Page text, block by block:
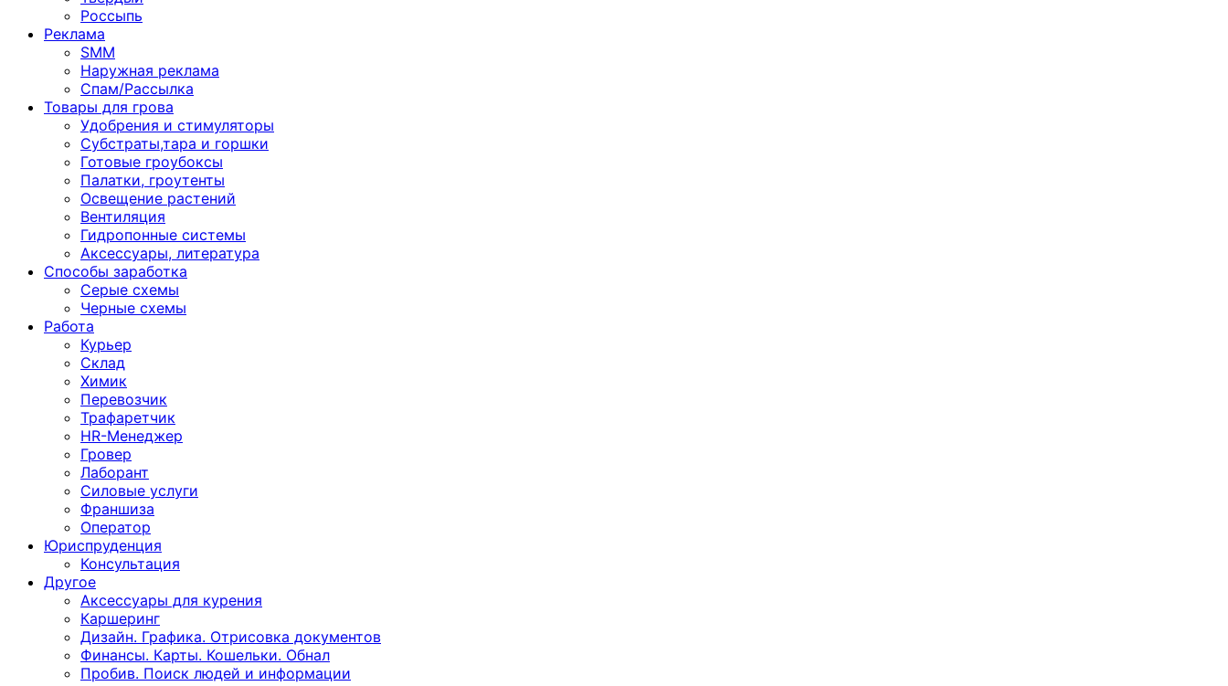
Россыпь
Реклама
SMM
Наружная реклама
Спам/Рассылка
Товары для грова
Удобрения и стимуляторы
Субстраты,тара и горшки
Готовые гроубоксы
Палатки, гроутенты
Освещение растений
Вентиляция
Гидропонные системы
Аксессуары, литература
Способы заработка
Серые схемы
Черные схемы
Работа
Курьер
Склад
Химик
Перевозчик
Трафаретчик
HR-Менеджер
Гровер
Лаборант
Силовые услуги
Франшиза
Оператор
Юриспруденция
Консультация
Другoе
Аксессуары для курения
Каршеринг
Дизайн. Графика. Отрисовка документов
Финансы. Карты. Кошельки. Обнал
Пробив. Поиск людей и информации